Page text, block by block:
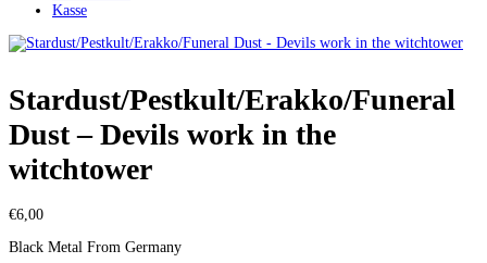
Kasse
Stardust/Pestkult/Erakko/Funeral
Dust – Devils work in the
witchtower
€6,00
Black Metal From Germany